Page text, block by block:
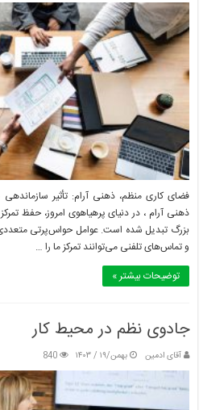
فضای کاری منظم، ذهنی آرام: تأثیر
ذهنی آرام ، در دنیای پرهیاهوی امروز، حفظ
بزرگ تبدیل شده است. عوامل حواس‌پرتی
و تماس‌های تلفنی می‌توانند تمرکز ما را …
توضیحات بیشتر »
جادوی نظم در محیط کار
آقای ادمین بهمن/۱۹ / ۱۴۰۳ 840